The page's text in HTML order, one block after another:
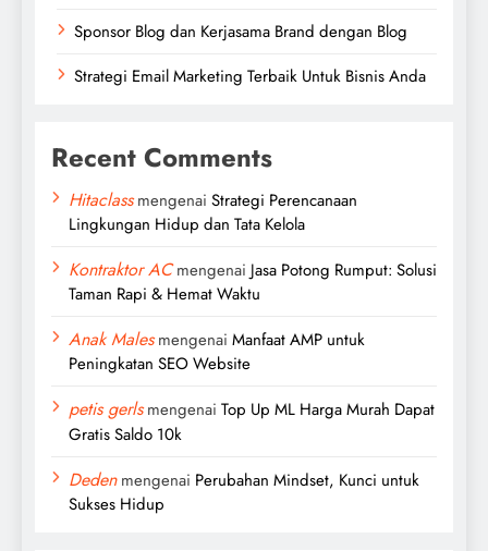
Sponsor Blog dan Kerjasama Brand dengan Blog
Strategi Email Marketing Terbaik Untuk Bisnis Anda
Recent Comments
Hitaclassmengenai Strategi Perencanaan
Lingkungan Hidup dan Tata Kelola
Kontraktor ACmengenai Jasa Potong Rumput: Solusi
Taman Rapi & Hemat Waktu
Anak Malesmengenai Manfaat AMP untuk
Peningkatan SEO Website
petis gerlsmengenai Top Up ML Harga Murah Dapat
Gratis Saldo 10k
Dedenmengenai Perubahan Mindset, Kunci untuk
Sukses Hidup